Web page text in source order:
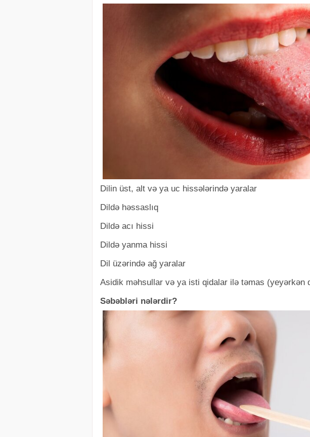
Dilin üst, alt və ya uc hissələrində yaralar
Dildə həssaslıq
Dildə acı hissi
Dildə yanma hissi
Dil üzərində ağ yaralar
Asidik məhsullar və ya isti qidalar ilə təmas (yeyərkən
Səbəbləri nələrdir?